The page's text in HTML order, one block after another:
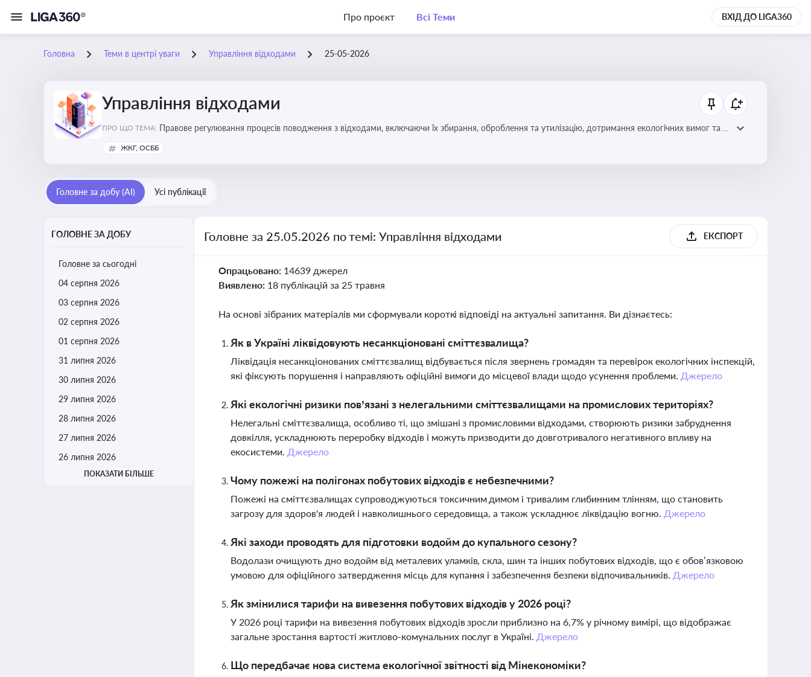
Про проєкт Всі Теми ВХІД ДО LIGA360
Головна Теми в центрі уваги Управління відходами 25-05-2026
Управління відходами
ПРО ЩО ТЕМА: Правове регулювання процесів поводження з відходами, включаючи їх збирання, оброблення та утилізацію, дотримання екологічних вимог та
ліцензування діяльності
ЖКГ, ОСББ
Головне за добу (AI) Усі публікації
ГОЛОВНЕ ЗА ДОБУ
Головне за сьогодні
04 серпня 2026
03 серпня 2026
02 серпня 2026
01 серпня 2026
31 липня 2026
30 липня 2026
29 липня 2026
28 липня 2026
27 липня 2026
26 липня 2026
ПОКАЗАТИ БІЛЬШЕ
Головне за 25.05.2026 по темі: Управління відходами ЕКСПОРТ
Опрацьовано: 14639 джерел
Виявлено: 18 публікацій за 25 травня
На основі зібраних матеріалів ми сформували короткі відповіді на актуальні запитання. Ви дізнаєтесь:
Як в Україні ліквідовують несанкціоновані сміттєзвалища?
Ліквідація несанкціонованих сміттєзвалищ відбувається після звернень громадян та перевірок екологічних інспекцій,
які фіксують порушення і направляють офіційні вимоги до місцевої влади щодо усунення проблеми. Джерело
Які екологічні ризики пов’язані з нелегальними сміттєзвалищами на промислових територіях?
Нелегальні сміттєзвалища, особливо ті, що змішані з промисловими відходами, створюють ризики забруднення
довкілля, ускладнюють переробку відходів і можуть призводити до довготривалого негативного впливу на
екосистеми. Джерело
Чому пожежі на полігонах побутових відходів є небезпечними?
Пожежі на сміттєзвалищах супроводжуються токсичним димом і тривалим глибинним тлінням, що становить
загрозу для здоров'я людей і навколишнього середовища, а також ускладнює ліквідацію вогню. Джерело
Які заходи проводять для підготовки водойм до купального сезону?
Водолази очищують дно водойм від металевих уламків, скла, шин та інших побутових відходів, що є обов’язковою
умовою для офіційного затвердження місць для купання і забезпечення безпеки відпочивальників. Джерело
Як змінилися тарифи на вивезення побутових відходів у 2026 році?
У 2026 році тарифи на вивезення побутових відходів зросли приблизно на 6,7% у річному вимірі, що відображає
загальне зростання вартості житлово-комунальних послуг в Україні. Джерело
Що передбачає нова система екологічної звітності від Мінекономіки?